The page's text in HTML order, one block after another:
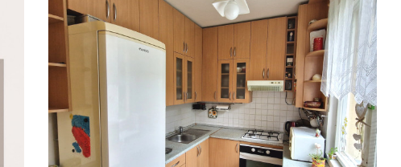
PREDANÉ - 2 izbový byt Žilina Bulvár výborná poloha
tichá lokalita